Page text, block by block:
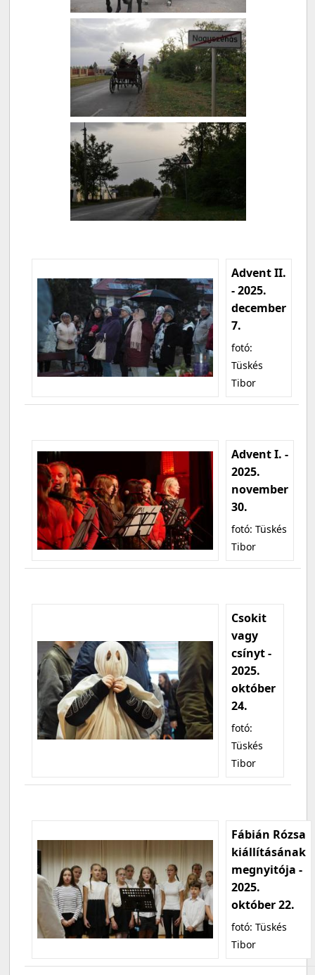
Advent II.
- 2025.
december
7.
fotó:
Tüskés
Tibor
Advent I. -
2025.
november
30.
fotó: Tüskés
Tibor
Csokit
vagy
csínyt -
2025.
október
24.
fotó:
Tüskés
Tibor
Fábián Rózsa
kiállításának
megnyitója -
2025.
október 22.
fotó: Tüskés
Tibor